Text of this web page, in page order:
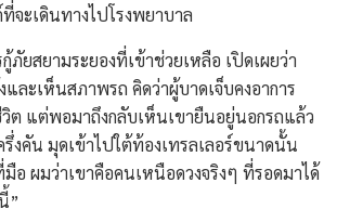
จะเดินทางไปโรงพยาบาล
ภัยสยามระยองที่เข้าช่วยเหลือ เปิดเผยว่า
ละเห็นสภาพรถ คิดว่าผู้บาดเจ็บคงอาการ
ต แต่พอมาถึงกลับเห็นเขายืนอยู่นอกรถแล้ว
งคัน มุดเข้าไปใต้ท้องเทรลเลอร์ขนาดนั้น
ผมว่าเขาคือคนเหนือดวงจริงๆ ที่รอดมาได้
”